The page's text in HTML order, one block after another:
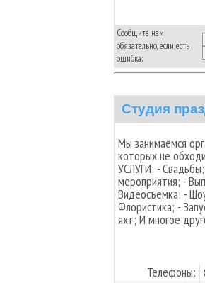
Сообщите нам
обязательно, если есть
ошибка:
Студия
Мы занимаемся
которых не
УСЛУГИ: -
мероприятия; -
Видеосъемка; -
Флористика; -
яхт; И многое
Телефоны: